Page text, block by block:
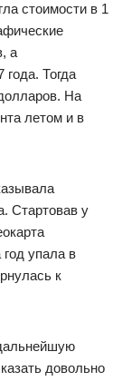
стоимости в 1
а
года. Тогда
На
летом и в
Стартовав у
упала в
к
довольно